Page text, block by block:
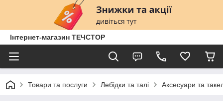
Інтернет-магазин ТЕЧСТОР
Товари та послуги Лебідки та талі Аксесуари та